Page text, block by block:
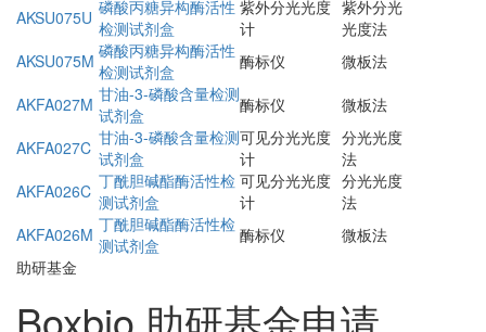
AKSU075U 磷酸丙糖异构酶活性
检测试剂盒
紫外分光光度
计
紫外分光
光度法
AKSU075M 磷酸丙糖异构酶活性
检测试剂盒
酶标仪
微板法
AKFA027M 甘油-3-磷酸含量检测
试剂盒
酶标仪
微板法
AKFA027C 甘油-3-磷酸含量检测
试剂盒
可见分光光度
计
分光光度
法
AKFA026C 丁酰胆碱酯酶活性检
测试剂盒
可见分光光度
计
分光光度
法
AKFA026M 丁酰胆碱酯酶活性检
测试剂盒
酶标仪
微板法
助研基金
Boxbio 助研基金申请